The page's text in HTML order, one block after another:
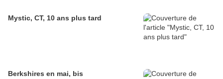
Mystic, CT, 10 ans plus tard
Berkshires en mai, bis